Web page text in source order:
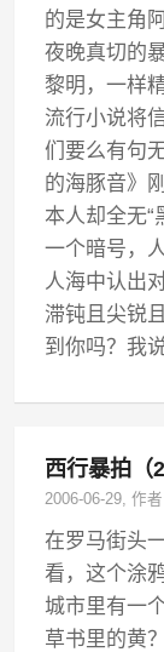
的是女主角
夜晚真切的
黎明，一样
流行小说将
们要么有句
的海豚音》
本人却全无“
一个暗号，
人海中认出
滞钝且尖锐
到你吗？我
西行暴拍（
2006-06-29, 作
在罗马街头
看，这个涂
城市里有一
草书里的黄